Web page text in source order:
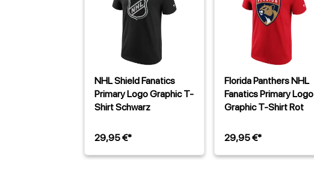
NHL Shield Fanatics
Primary Logo Graphic T-
Shirt Schwarz
29,95 €*
Florida Panthers NHL
Fanatics Primary Logo
Graphic T-Shirt Rot
29,95 €*